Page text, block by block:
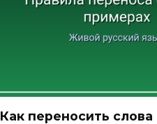
Как переносить слова